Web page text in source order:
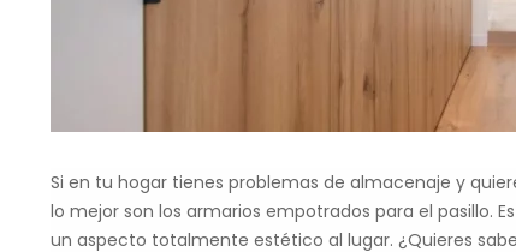
Si en tu hogar tienes problemas de almacenaje y
lo mejor son los armarios empotrados para el pasillo.
un aspecto totalmente estético al lugar. ¿Quieres